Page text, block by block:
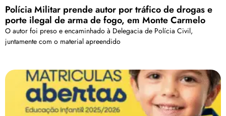
Polícia Militar prende autor por tráfico de drogas e
porte ilegal de arma de fogo, em Monte Carmelo
O autor foi preso e encaminhado à Delegacia de Polícia Civil,
juntamente com o material apreendido